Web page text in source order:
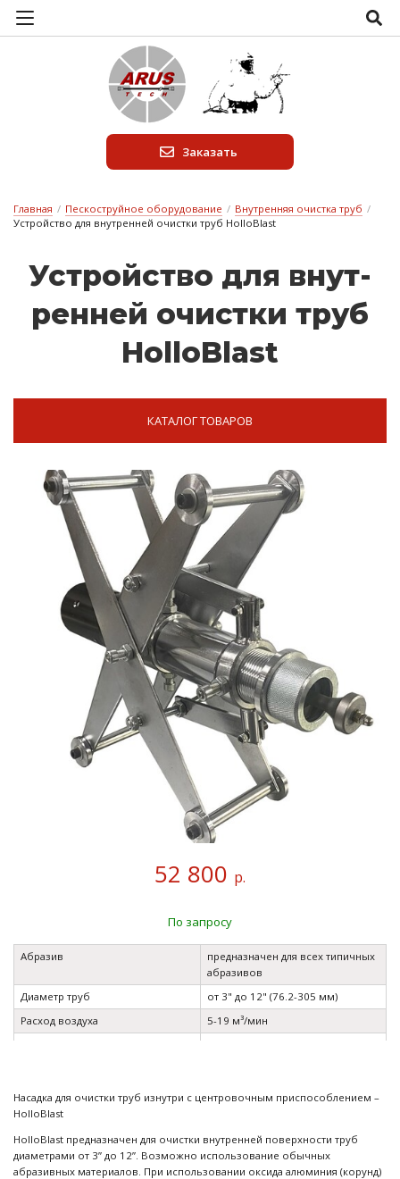
Заказать
Главная / Пескоструйное оборудование / Внутренняя очистка труб /
Устройство для внутренней очиcтки труб HolloBlast
Ус­трой­ство для внут­
ренней о­чиcтки труб
HolloBlast
КАТАЛОГ ТОВАРОВ
52 800 р.
По запросу
Абразив
предназначен для всех типичных
абразивов
Диаметр труб
от 3" до 12" (76.2-305 мм)
Расход воздуха
5-19 м³/мин
Максимальный размер гранул
0.8 - 1.4 мм
Насадка для очистки труб изнутри с центровочным приспособлением –
HolloBlast
HolloBlast предназначен для очистки внутренней поверхности труб
диаметрами от 3” до 12”. Возможно использование обычных
абразивных материалов. При использовании оксида алюминия (корунд)